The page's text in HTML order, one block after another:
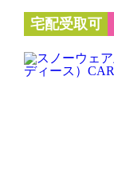
宅配受取可